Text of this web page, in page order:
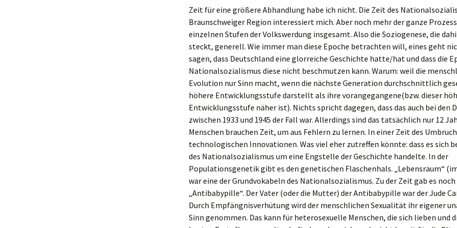
Kriegsgefahr für die
Ukraine
„Strategische Beratung“
Neue
Tao Te
Planetenstaat
Bevölkerungspolitik
Agitation Der deutsche Verein
Der deutsche Stab
Die deutsche Familie
Die deutsche Kaste
Der deutsche Stamm
Der deutsche Verbund
Die Welt in Deutschland
(“Verbandswelt”)
Deutschland in der Welt
(“Standesselbst”) und
das Selbst in
Deutschland
(“Weltstand”)
Modell
Hinter der Trinität
Mathematik des Lichts
Tyrannei, Königtum und
Demokratie(1)
Der slawische
Der sich selbst kittende
Riss
Systemtheorie
Analysen
Fremde in Deutschland
Unbekannte Daten und
offizielle Wörter
Genealogien
Lokales
Wissenslücken
Das Ende einer Testseite
Zeit für eine größere Abhandlung habe ich nicht. Die Zeit des
Braunschweiger Region interessiert mich. Aber noch mehr der ganze
einzelnen Stufen der Volkswerdung insgesamt. Also die Soziogenese, die
steckt, generell. Wie immer man diese Epoche betrachten will, eines geht
sagen, dass Deutschland eine glorreiche Geschichte hatte/hat und dass die
Nationalsozialismus diese nicht beschmutzen kann. Warum: weil die
Evolution nur Sinn macht, wenn die nächste Generation durchschnittlich
höhere Entwicklungsstufe darstellt als ihre vorangegangene(bzw. dieser
Entwicklungsstufe näher ist). Nichts spricht dagegen, dass das auch bei den
zwischen 1933 und 1945 der Fall war. Allerdings sind das tatsächlich nur 12
Menschen brauchen Zeit, um aus Fehlern zu lernen. In einer Zeit des
technologischen Innovationen. Was viel eher zutreffen könnte: dass es sich
des Nationalsozialismus um eine Engstelle der Geschichte handelte. In der
Populationsgenetik gibt es den genetischen Flaschenhals. „Lebensraum“
war eine der Grundvokabeln des Nationalsozialismus. Zu der Zeit gab es noch
„Antibabypille“. Der Vater (oder die Mutter) der Antibabypille war der Jude
Durch Empfängnisverhütung wird der menschlichen Sexualität ihr eigener
Sinn genommen. Das kann für heterosexuelle Menschen, die sich lieben und